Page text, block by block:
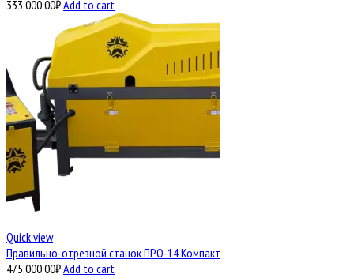
333,000.00₽Add to cart
Quick view
Правильно-отрезной станок ПРО-14 Компакт
475,000.00₽Add to cart